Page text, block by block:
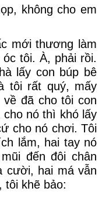
không cho em
mới thương làm
tôi. À, phải rồi.
lấy con búp bê
tôi rất quý, mấy
đã cho tôi con
cho nó thì khó lấy
cho nó chơi. Tôi
lắm, hai tay nó
đến đôi chân
cười, hai má vẫn
tôi khẽ bảo: